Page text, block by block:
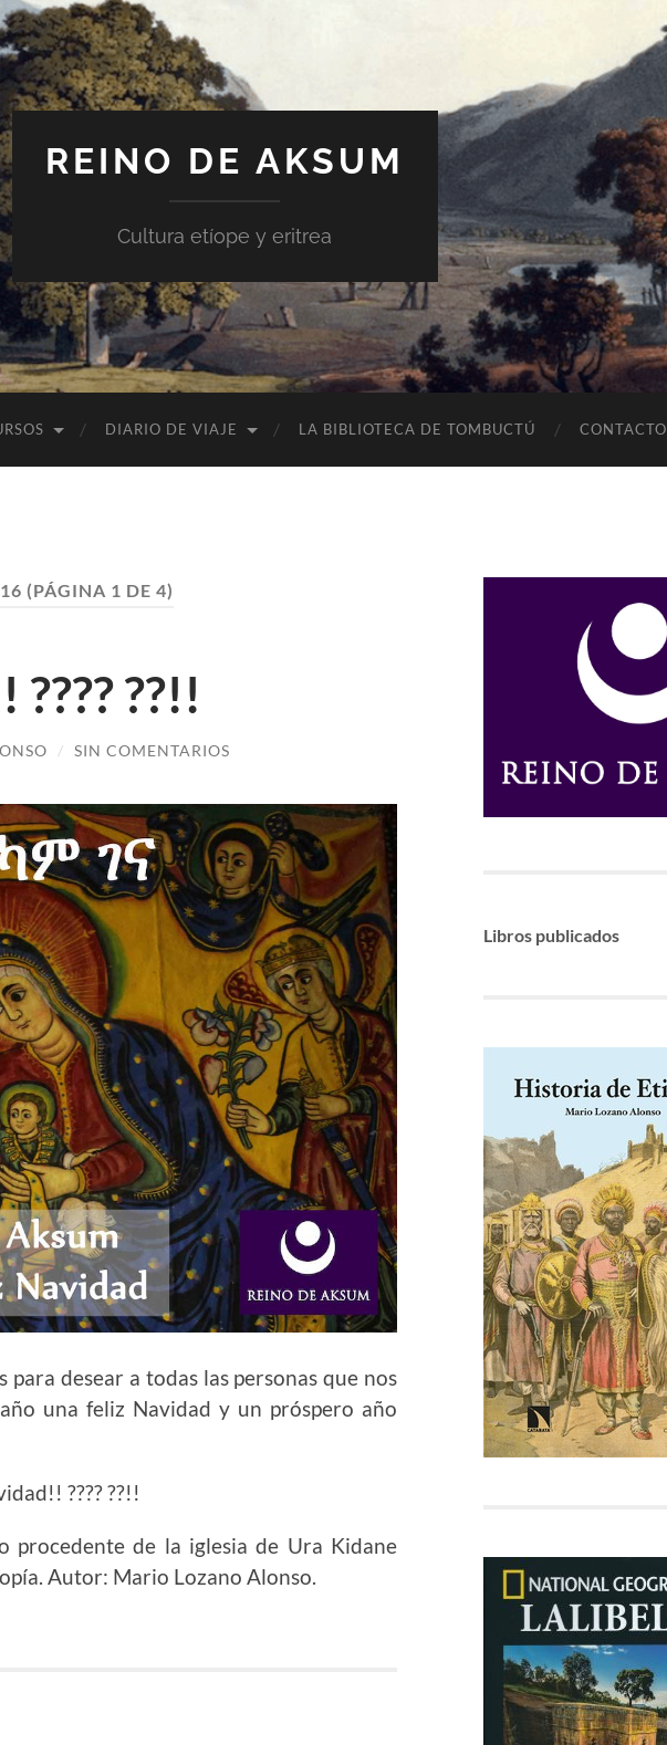
REINO DE AKSUM
Cultura etíope y eritrea
DIARIO DE VIAJE LA BIBLIOTECA DE TOMBUCTÚ CONTACTO
(PÁGINA 1 DE 4)
??!!
/ SIN COMENTARIOS
desear a todas las personas que nos
una feliz Navidad y un próspero año
???? ??!!
procedente de la iglesia de Ura Kidane
Autor: Mario Lozano Alonso.
Libros publicados